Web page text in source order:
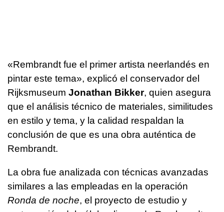
«Rembrandt fue el primer artista neerlandés en
pintar este tema», explicó el conservador del
Rijksmuseum Jonathan Bikker, quien asegura
que el análisis técnico de materiales, similitudes
en estilo y tema, y la calidad respaldan la
conclusión de que es una obra auténtica de
Rembrandt.
La obra fue analizada con técnicas avanzadas
similares a las empleadas en la operación
Ronda de noche, el proyecto de estudio y